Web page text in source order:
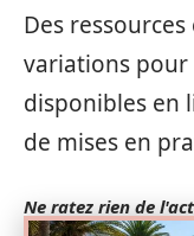
Des
variations pour
disponibles en
de mises en
Ne ratez rien de